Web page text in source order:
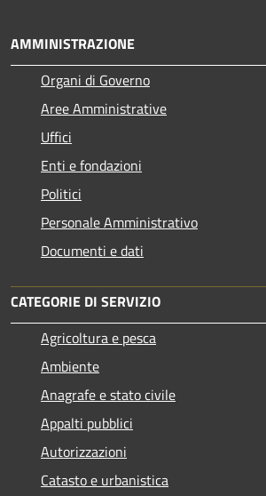
AMMINISTRAZIONE
Organi di Governo
Aree Amministrative
Uffici
Enti e fondazioni
Politici
Personale Amministrativo
Documenti e dati
CATEGORIE DI SERVIZIO
Agricoltura e pesca
Ambiente
Anagrafe e stato civile
Appalti pubblici
Autorizzazioni
Catasto e urbanistica